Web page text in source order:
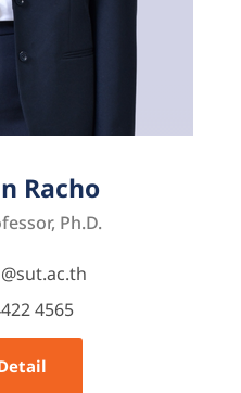
Racho
Ph.D.
4565